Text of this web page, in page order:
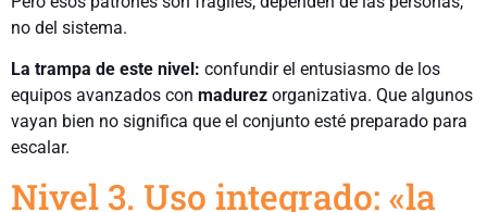
no del sistema.
La trampa de este nivel: confundir el entusiasmo de los
equipos avanzados con madurez organizativa. Que algunos
vayan bien no significa que el conjunto esté preparado para
escalar.
Nivel 3. Uso integrado: «la